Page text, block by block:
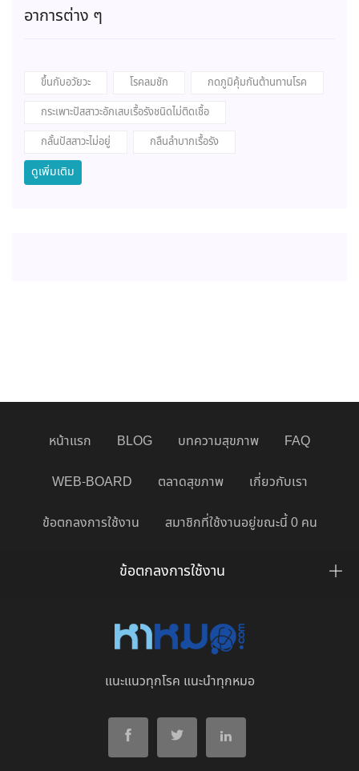
อาการต่าง ๆ
ขึ้นกับอวัยวะ โรคลมชัก
กดภูมิคุ้มกันต้านทานโรค
กระเพาะปัสสาวะอักเสบเรื้อรังชนิดไม่ติดเชื้อ
กลั้นปัสสาวะไม่อยู่
กลืนลำบากเรื้อรัง
ดูเพิ่มเติม
หน้าแรก BLOG บทความสุขภาพ FAQ
WEB-BOARD ตลาดสุขภาพ เกี่ยวกับเรา
ข้อตกลงการใช้งาน สมาชิกที่ใช้งานอยู่ขณะนี้ 0 คน
ข้อตกลงการใช้งาน
แนะแนวทุกโรค แนะนำทุกหมอ